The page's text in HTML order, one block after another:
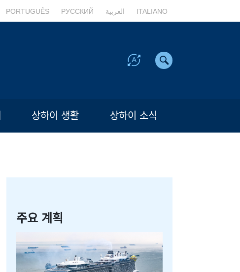
PORTUGUÊS РУССКИЙ العربية ITALIANO
상하이 생활 상하이 소식
주요 계획